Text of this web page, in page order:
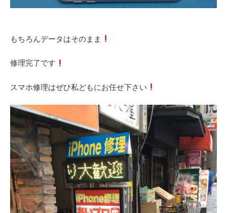
もちろんデータはそのまま
修理完了です
スマホ修理はぜひ私どもにお任せ下さい